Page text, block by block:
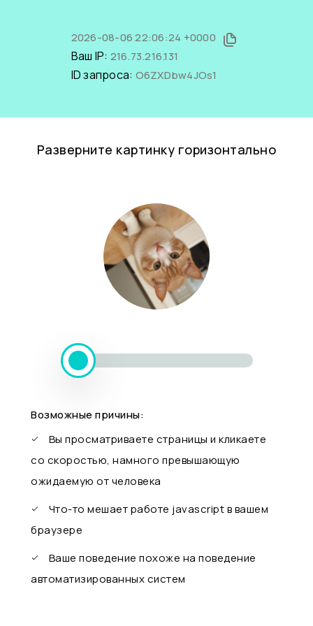
2026-08-06 22:06:24 +0000
Ваш IP: 216.73.216.131
ID запроса: O6ZXDbw4JOs1
Разверните картинку горизонтально
Возможные причины:
Вы просматриваете страницы и кликаете
со скоростью, намного превышающую
ожидаемую от человека
Что-то мешает работе javascript в вашем
браузере
Ваше поведение похоже на поведение
автоматизированных систем